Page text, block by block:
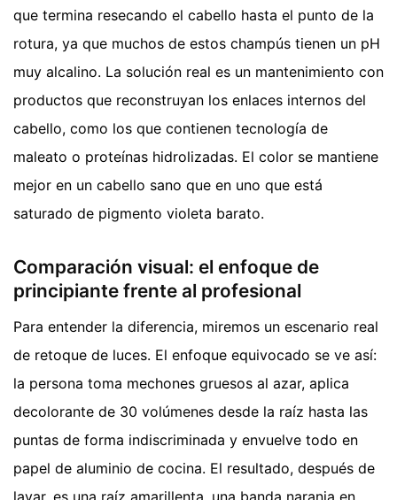
que termina resecando el cabello hasta el punto de la
rotura, ya que muchos de estos champús tienen un pH
muy alcalino. La solución real es un mantenimiento con
productos que reconstruyan los enlaces internos del
cabello, como los que contienen tecnología de
maleato o proteínas hidrolizadas. El color se mantiene
mejor en un cabello sano que en uno que está
saturado de pigmento violeta barato.
Comparación visual: el enfoque de
principiante frente al profesional
Para entender la diferencia, miremos un escenario real
de retoque de luces. El enfoque equivocado se ve así:
la persona toma mechones gruesos al azar, aplica
decolorante de 30 volúmenes desde la raíz hasta las
puntas de forma indiscriminada y envuelve todo en
papel de aluminio de cocina. El resultado, después de
lavar, es una raíz amarillenta, una banda naranja en